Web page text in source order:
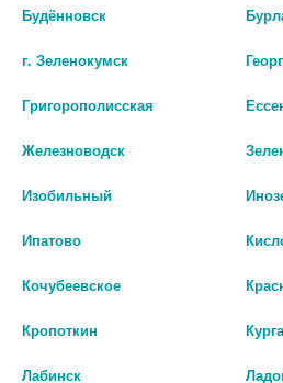
200МЛ
0 руб.
шт
В КОРЗИНУ
Будённовск
г. Зеленокумск
Григорополисская
Железноводск
Изобильный
Ипатово
Кочубеевское
Кропоткин
Лабинск